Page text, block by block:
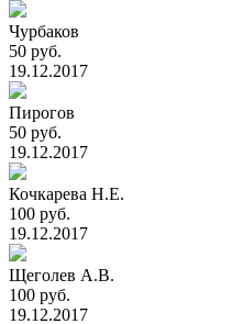
Чурбаков
50 руб.
19.12.2017
Пирогов
50 руб.
19.12.2017
Кочкарева Н.Е.
100 руб.
19.12.2017
Щеголев А.В.
100 руб.
19.12.2017